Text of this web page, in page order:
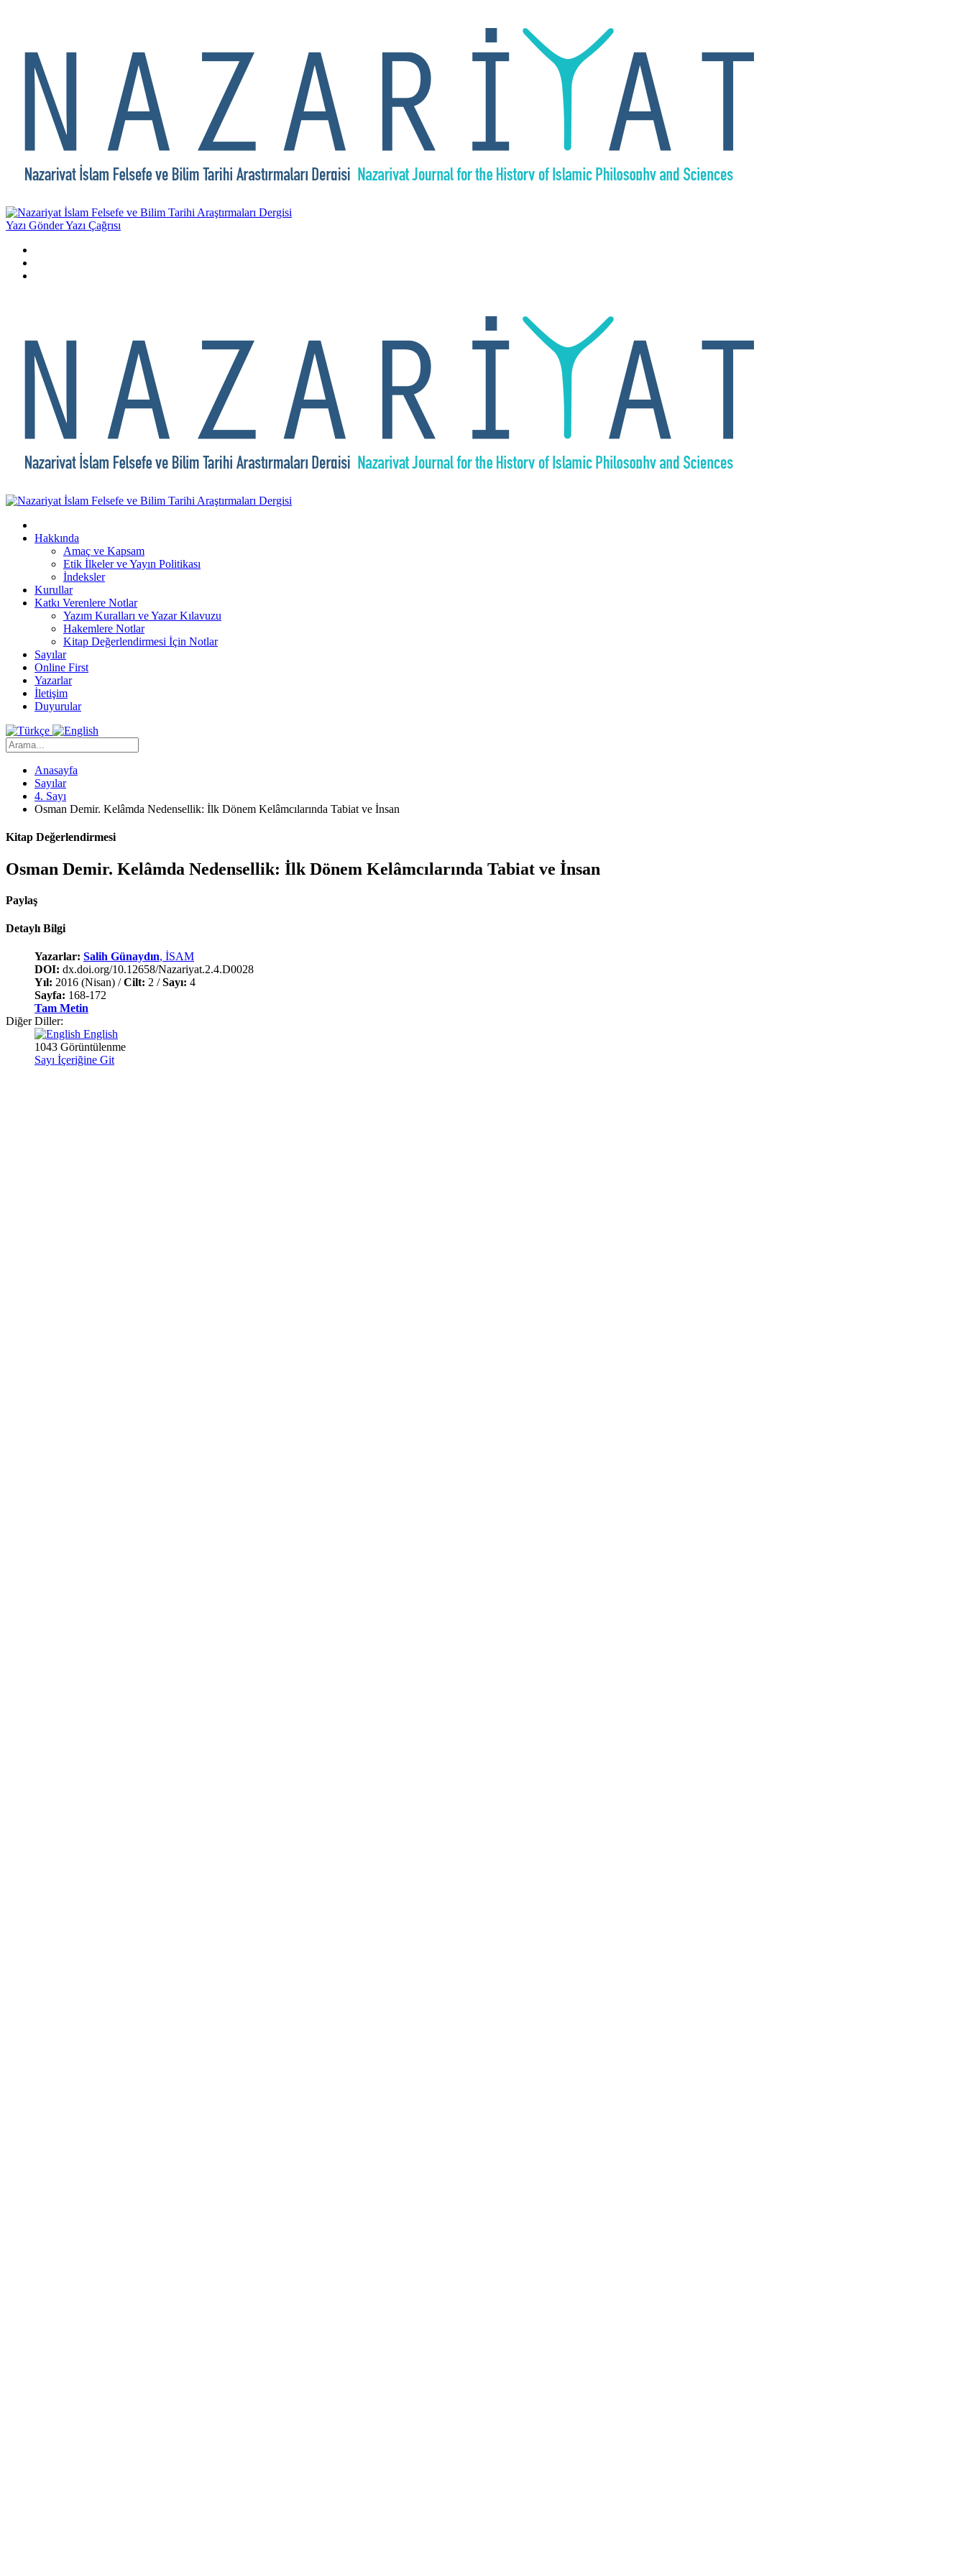
Yazı GönderYazı Çağrısı
Hakkında
Amaç ve Kapsam
Etik İlkeler ve Yayın Politikası
İndeksler
Kurullar
Katkı Verenlere Notlar
Yazım Kuralları ve Yazar Kılavuzu
Hakemlere Notlar
Kitap Değerlendirmesi İçin Notlar
Sayılar
Online First
Yazarlar
İletişim
Duyurular
Anasayfa
Sayılar
4. Sayı
Osman Demir. Kelâmda Nedensellik: İlk Dönem Kelâmcılarında Tabiat ve İnsan
Kitap Değerlendirmesi
Osman Demir. Kelâmda Nedensellik: İlk Dönem Kelâmcılarında Tabiat ve İnsan
Paylaş
Detaylı Bilgi
Yazarlar: Salih Günaydın, İSAM
DOI: dx.doi.org/10.12658/Nazariyat.2.4.D0028
Yıl: 2016 (Nisan) /Cilt: 2 /Sayı: 4
Sayfa: 168-172
Tam Metin
Diğer Diller:
English
1043 Görüntülenme
Sayı İçeriğine Git